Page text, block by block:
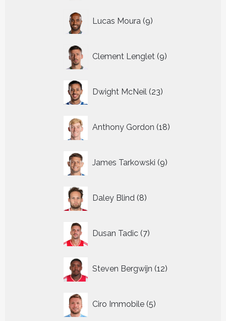
Lucas Moura 9
producten
Clement Lenglet 9
producten
Dwight McNeil 23
producten
Anthony Gordon 18
producten
James Tarkowski 9
producten
Daley Blind 8
producten
Dusan Tadic 7
producten
Steven Bergwijn 12
producten
Ciro Immobile 5
producten